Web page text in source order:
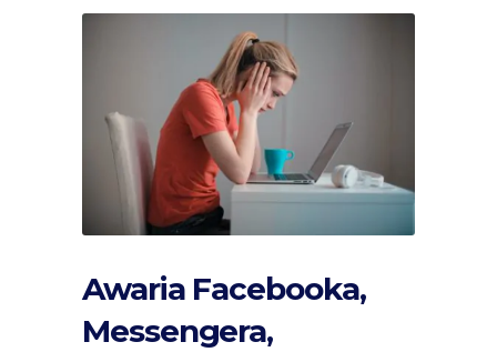
Awaria Facebooka,
Messengera,